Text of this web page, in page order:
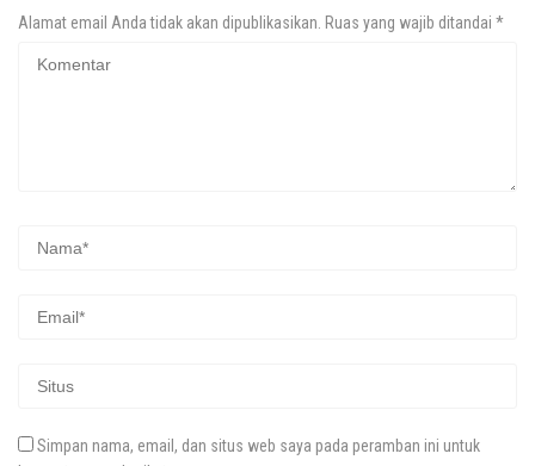
Alamat email Anda tidak akan dipublikasikan. Ruas yang wajib ditandai *
Simpan nama, email, dan situs web saya pada peramban ini untuk